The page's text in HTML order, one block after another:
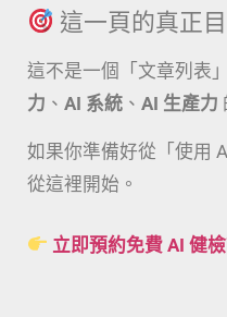
這一頁的真正
這不是一個「文章列表
力 、 AI 系統 、 AI 生產力
如果你準備好從「使用
從這裡開始。
立即預約免費 AI 健